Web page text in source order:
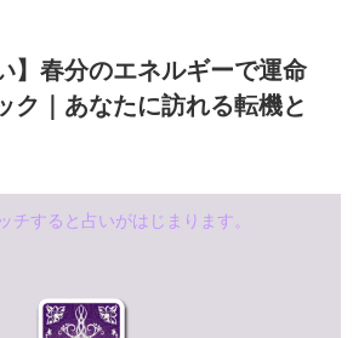
】春分のエネルギーで運命
ク｜あなたに訪れる転機と
チすると占いがはじまります。